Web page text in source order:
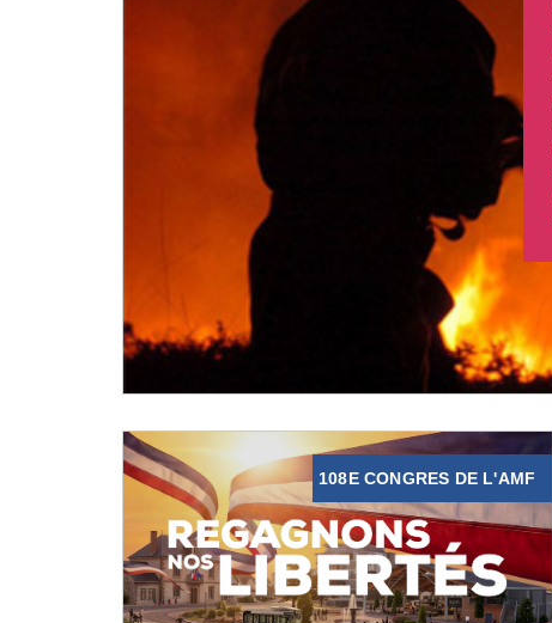
108E CONGRES DE L'AMF